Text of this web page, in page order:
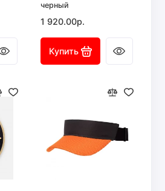
черный
1 920.00р.
Купить